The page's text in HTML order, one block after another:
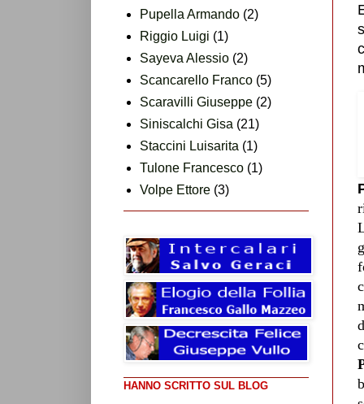
Pupella Armando (2)
Riggio Luigi (1)
Sayeva Alessio (2)
Scancarello Franco (5)
Scaravilli Giuseppe (2)
Siniscalchi Gisa (21)
Staccini Luisarita (1)
Tulone Francesco (1)
Volpe Ettore (3)
HANNO SCRITTO SUL BLOG